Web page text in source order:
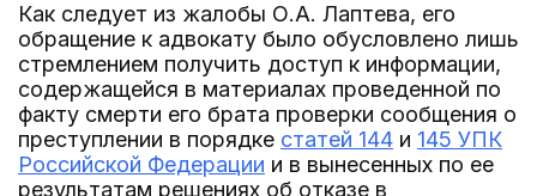
Как следует из жалобы О.А. Лаптева, его
обращение к адвокату было обусловлено лишь
стремлением получить доступ к информации,
содержащейся в материалах проведенной по
факту смерти его брата проверки сообщения о
преступлении в порядке статей 144 и 145 УПК
Российской Федерации и в вынесенных по ее
результатам решениях об отказе в